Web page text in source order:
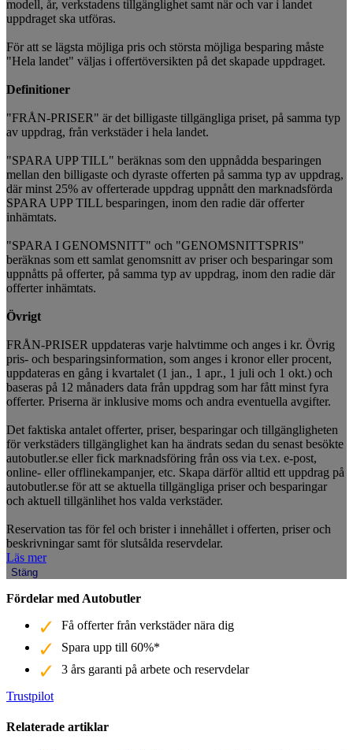
modell, år, verkstadens tillgänglighet samt när och var i landet
uppdraget ska utföras.
För att se lägsta möjliga pris och största möjliga besparing måste
"Hela landet" väljas i offertöversikten på det skapade uppdraget.
Definitioner
"FRÅN-PRISER" är det billigaste tillgängliga priset, på samma typ
av uppdrag, från verkstäder i hela landet.
"SPARA UPP TILL" beräknas som den uppnådda besparingen
mellan den billigaste och dyraste offerten på samma typ av uppdrag,
där minst 25% av offerterade uppdrag uppnått den marknadsförda
SPARA UPP TILL besparingen, inom den radie där offerter
inhämtats.
"SPARA I GENOMSNITT" och "GENOMSNITTSPRIS"
beräknas som ett samlat genomsnitt av priser och besparingar som
uppnåtts på offerter, på samma typ av uppdrag, inom den radie där
offerter inhämtats.
Övrigt
FRÅN-PRISER uppdateras varje halvtimme och anges i kr. Övrig
pris- och besparingsinformation, som anges i kronor eller procent,
uppdateras en gång i kvartalet (1 jan., 1 apr., 1 juli och 1 okt.) och
baseras på 12 månaders data från uppdrag som har fått minst fyra
offerter. Priserna är inklusive moms och andra eventuella avgifter.
Det faktiska antalet offerter, priser, besparingar och tillgängligheten
för verkstäders tillgänglighet kan ha ändrats sedan du senast besökte
autobutler.se eller fick marknadsföring från oss via t.ex. e-post,
online- eller offlinekampanjer, etc. Skapa därför alltid ett uppdrag på
autobutler.se för att se aktuella tillgängliga priser och besparingar
och aktuell tillgänlihet hos valda verkstäder.
Reservation tas för fel och brister i innehållet i offerten, priser och
beskrivningar samt för slutsålda reservdelar.
Läs mer
Stäng
Fördelar med Autobutler
Få offerter från verkstäder nära dig
Spara upp till 60%*
3 års garanti på arbete och reservdelar
Trustpilot
Relaterade artiklar